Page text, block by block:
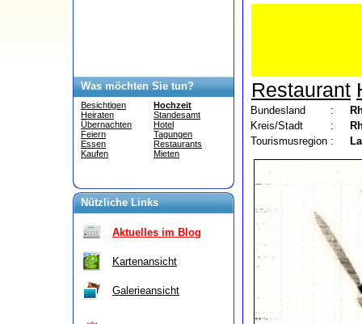
Was möchten Sie tun?
Besichtigen
Heiraten
Übernachten
Feiern
Essen
Kaufen
Hochzeit
Standesamt
Hotel
Tagungen
Restaurants
Mieten
Nützliche Links
Aktuelles im Blog
Kartenansicht
Galerieansicht
Restaurant
Bundesland :
Kreis/Stadt
:
Tourismusregion :